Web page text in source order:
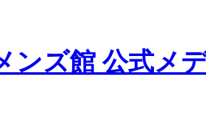
ンズ館 公式メ